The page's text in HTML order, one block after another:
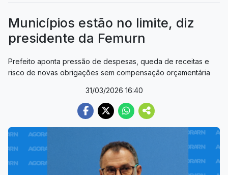
Municípios estão no limite, diz
presidente da Femurn
Prefeito aponta pressão de despesas, queda de receitas e
risco de novas obrigações sem compensação orçamentária
31/03/2026 16:40